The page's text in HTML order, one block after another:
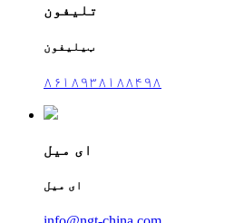
تلیفون
ټیلیفون
۸۶۱۸۹۳۸۱۸۸۴۹۸
ای میل
ای میل